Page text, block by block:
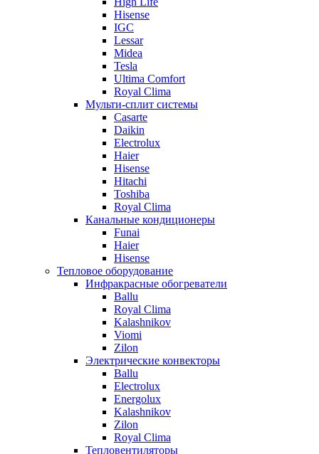
Hisense
IGC
Lessar
Midea
Tesla
Ultima Comfort
Royal Clima
Мульти-сплит системы
Casarte
Daikin
Electrolux
Haier
Hisense
Hitachi
Toshiba
Royal Clima
Канальные кондиционеры
Funai
Haier
Hisense
Тепловое оборудование
Инфракрасные обогреватели
Ballu
Royal Clima
Kalashnikov
Viomi
Zilon
Электрические конвекторы
Ballu
Electrolux
Energolux
Kalashnikov
Zilon
Royal Clima
Тепловентиляторы